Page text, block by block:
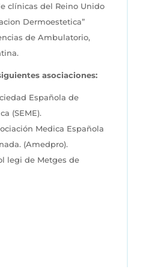
clínicas del Reino Unido
Dermoestetica”
de Ambulatorio,
asociaciones:
Española de
(SEME).
Medica Española
(Amedpro).
legi de Metges de